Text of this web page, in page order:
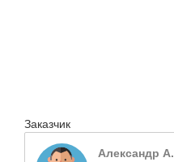
Заказчик
Александр А.